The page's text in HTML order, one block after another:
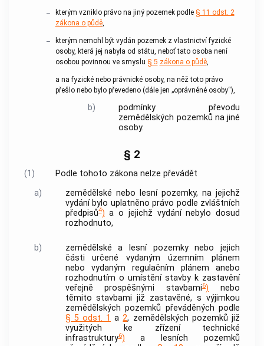
– kterým vzniklo právo na jiný pozemek podle § 11 odst. 2
zákona o půdě,
–
kterým nemohl být vydán pozemek z vlastnictví fyzické
osoby, která jej nabyla od státu, neboť tato osoba není
osobou povinnou ve smyslu § 5 zákona o půdě,
a na fyzické nebo právnické osoby, na něž toto právo
přešlo nebo bylo převedeno (dále jen „oprávněné osoby“),
b)
podmínky převodu
zemědělských pozemků na jiné
osoby.
§ 2
(1)
Podle tohoto zákona nelze převádět
a)
zemědělské nebo lesní pozemky, na jejichž
vydání bylo uplatněno právo podle zvláštních
předpisů4) a o jejichž vydání nebylo dosud
rozhodnuto,
b)
zemědělské a lesní pozemky nebo jejich
části určené vydaným územním plánem
nebo vydaným regulačním plánem anebo
rozhodnutím o umístění stavby k zastavění
veřejně prospěšnými stavbami6) nebo
těmito stavbami již zastavěné, s výjimkou
zemědělských pozemků převáděných podle
§ 5 odst. 1 a2, zemědělských pozemků již
využitých ke zřízení technické
infrastruktury6) a lesních pozemků